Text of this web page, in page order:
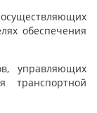
обеспечения
управляющих
транспортной